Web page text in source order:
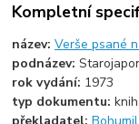
Kompletní
název:Verše psané
podnázev:
rok vydání: 1973
typ dokumentu: